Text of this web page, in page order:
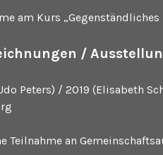
am Kurs
/
Peters) / 2019 (Elisabeth
Teilnahme an